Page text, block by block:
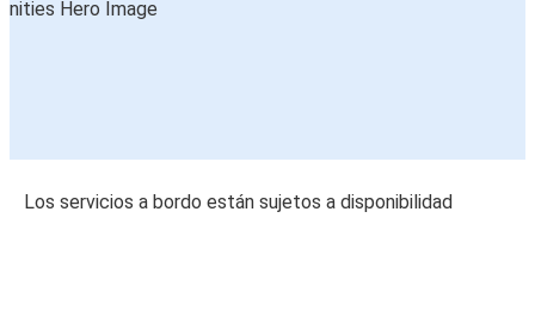
Los servicios a bordo están sujetos a disponibilidad